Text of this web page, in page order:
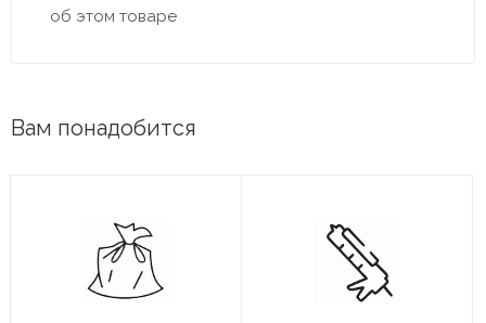
об этом товаре
Вам понадобится